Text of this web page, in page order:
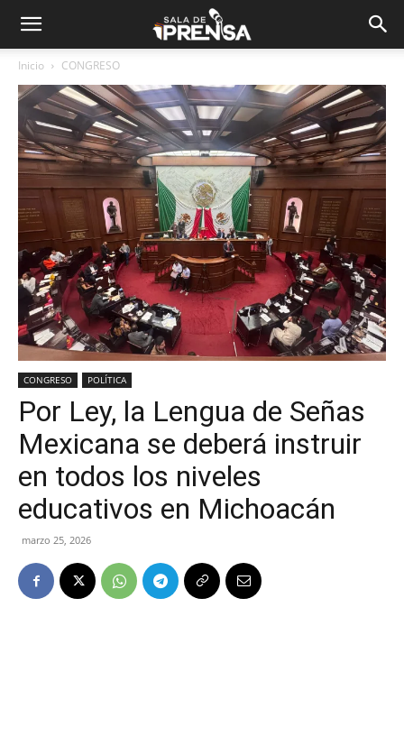
Inicio CONGRESO
CONGRESO POLÍTICA
Por Ley, la Lengua de Señas
Mexicana se deberá instruir
en todos los niveles
educativos en Michoacán
marzo 25, 2026